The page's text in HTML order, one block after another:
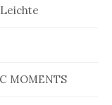
MOMENTS